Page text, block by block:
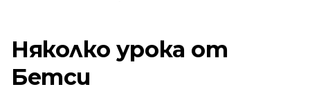
Няколко урока от
Бетси